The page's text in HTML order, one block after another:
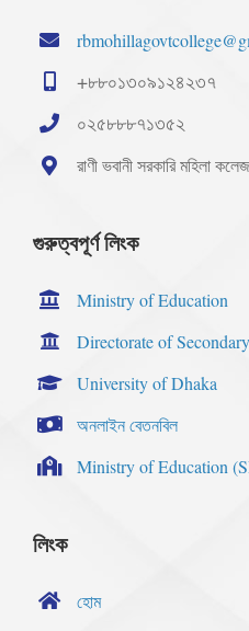
+৮৮০১৩০৯১২৪২৩৭
০২৫৮৮৮৭১৩৫২
রাণী ভবানী সরকারি মহিলা
গুরুত্বপূর্ণ লিংক
Ministry of Education
Directorate of
University of Dhaka
অনলাইন বেতনবিল
Ministry of Education
লিংক
হোম